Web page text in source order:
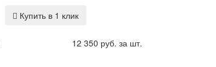
Купить в 1 клик
12 350 руб. за шт.